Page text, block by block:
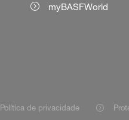
myBASFWorld
Política de privacidade